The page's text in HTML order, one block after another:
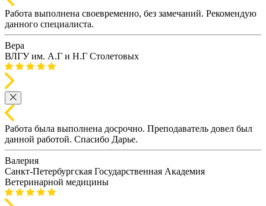
Работа выполнена своевременно, без замечаний. Рекомендую
данного специалиста.
Вера
ВЛГУ им. А.Г и Н.Г Столетовых
Работа была выполнена досрочно. Преподаватель довел был
данной работой. Спасибо Дарье.
Валерия
Санкт-Петербургская Государственная Академия
Ветеринарной медицины